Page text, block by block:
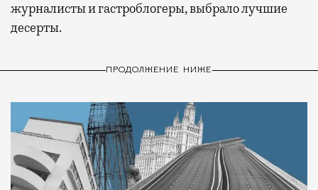
журналисты и гастроблогеры, выбрало лучшие
десерты.
ПРОДОЛЖЕНИЕ НИЖЕ